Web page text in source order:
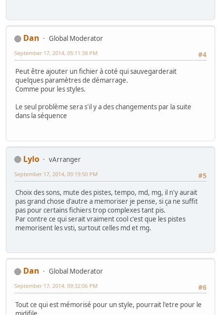
Dan
Global Moderator
#4
September 17, 2014, 05:11:38 PM
Peut être ajouter un fichier à coté qui sauvegarderait
quelques paramètres de démarrage.
Comme pour les styles.
Le seul problème sera s'il y a des changements par la suite
dans la séquence
Lylo
vArranger
#5
September 17, 2014, 09:19:50 PM
Choix des sons, mute des pistes, tempo, md, mg, il n'y aurait
pas grand chose d'autre a memoriser je pense, si ça ne suffit
pas pour certains fichiers trop complexes tant pis.
Par contre ce qui serait vraiment cool c'est que les pistes
memorisent les vsti, surtout celles md et mg.
Dan
Global Moderator
#6
September 17, 2014, 09:32:06 PM
Tout ce qui est mémorisé pour un style, pourrait l'etre pour le